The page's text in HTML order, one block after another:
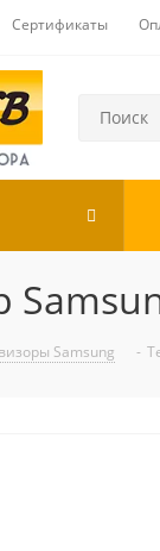
Сертификаты
Samsung -